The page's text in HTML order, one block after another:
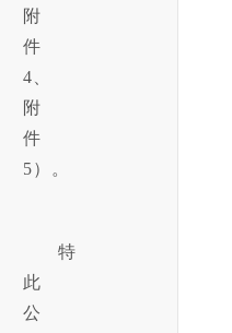
附
件
4、
附
件
5）。
特
此
公